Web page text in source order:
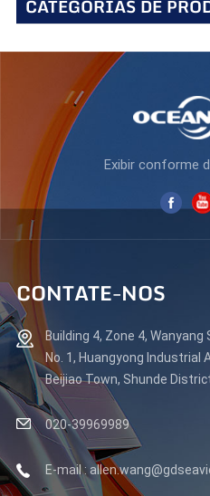
PC215F100
CATEGORIAS DE
Exibir conforme
CONTATE-NOS
Building 4, Zone 4,
No. 1, Huangyong Industrial
Beijiao Town, Shunde
020-39969989
E-mail :